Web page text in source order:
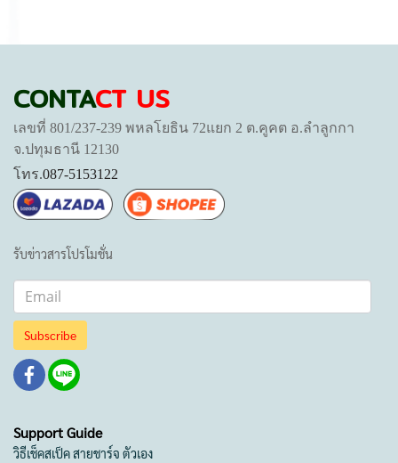
CONTACT US
เลขที่ 801/237-239 พหลโยธิน 72แยก 2 ต.คูคต อ.ลำลูกกา
จ.ปทุมธานี 12130
โทร.087-5153122
รับข่าวสารโปรโมชั่น
Subscribe
Support Guide
วิธีเช็คสเป็ค สายชาร์จ ตัวเอง